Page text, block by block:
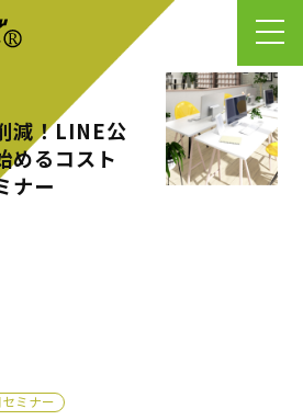
減！LINE公
めるコスト
ナー
ミナー